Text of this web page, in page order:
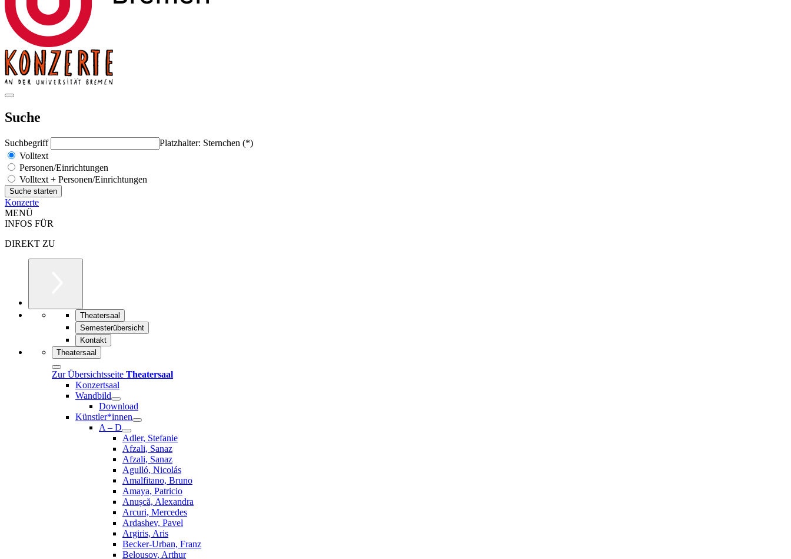
Suche
Suchbegriff
Platzhalter: Sternchen (*)
Volltext
Personen/Einrichtungen
Volltext + Personen/Einrichtungen
Konzerte
MENÜ
INFOS FÜR
DIREKT ZU
Theatersaal
Semesterübersicht
Kontakt
Theatersaal
Zur Übersichtsseite Theatersaal
Konzertsaal
Wandbild
Download
Künstler*innen
A – D
Adler, Stefanie
Afzali, Sanaz
Afzali, Sanaz
Agulló, Nicolás
Amalfitano, Bruno
Amaya, Patricio
Anușcă, Alexandra
Arcuri, Mercedes
Ardashev, Pavel
Argiris, Aris
Becker-Urban, Franz
Belousov, Arthur